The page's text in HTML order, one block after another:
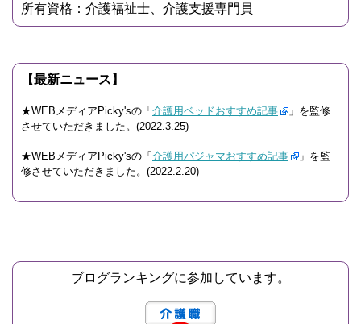
所有資格：介護福祉士、介護支援専門員
【最新ニュース】
★WEBメディアPicky'sの「 介護用ベッドおすすめ記事
」を監修
させていただきました。(2022.3.25)
★WEBメディアPicky'sの「 介護用パジャマおすすめ記事
」を監
修させていただきました。(2022.2.20)
ブログランキングに参加しています。